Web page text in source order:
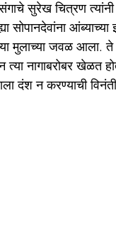
सुरेख चित्रण
मुलाच्या जवळ आला.
नागाबरोबर खेळत
दंश न करण्याची